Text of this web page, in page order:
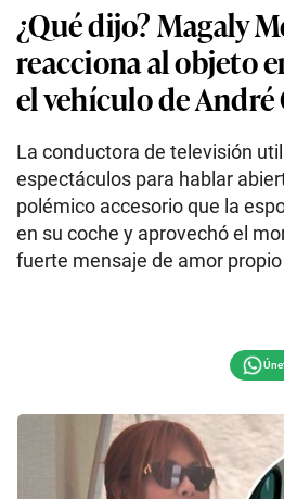
¿Qué dijo? Magaly
reacciona al objeto
el vehículo de
La conductora de televisión
espectáculos para hablar
polémico accesorio que la
en su coche y aprovechó el
fuerte mensaje de amor